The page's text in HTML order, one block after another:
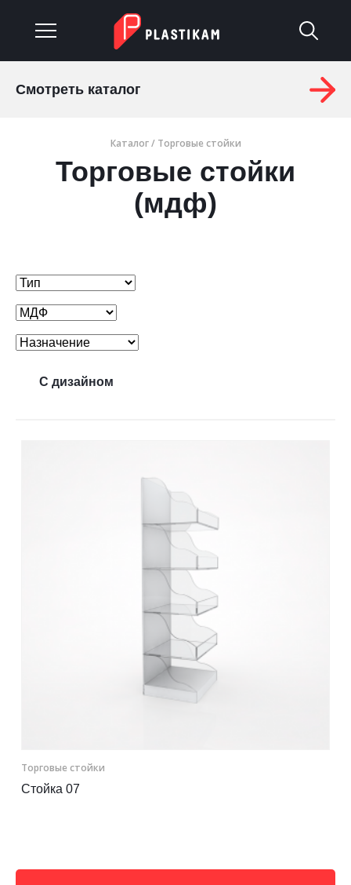
Услуги
Изделия на заказ
Оплата и доставка
Гарантия
НИЖНИЙ НОВГОРОД
Смотреть каталог
Каталог/ Торговые стойки
Торговые стойки
(мдф)
С дизайном
Торговые стойки
Стойка 07